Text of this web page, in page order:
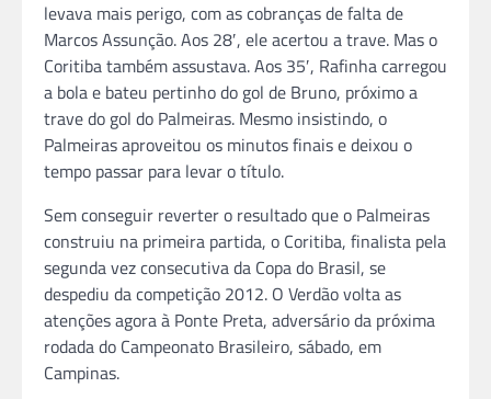
levava mais perigo, com as cobranças de falta de
Marcos Assunção. Aos 28′, ele acertou a trave. Mas o
Coritiba também assustava. Aos 35′, Rafinha carregou
a bola e bateu pertinho do gol de Bruno, próximo a
trave do gol do Palmeiras. Mesmo insistindo, o
Palmeiras aproveitou os minutos finais e deixou o
tempo passar para levar o título.
Sem conseguir reverter o resultado que o Palmeiras
construiu na primeira partida, o Coritiba, finalista pela
segunda vez consecutiva da Copa do Brasil, se
despediu da competição 2012. O Verdão volta as
atenções agora à Ponte Preta, adversário da próxima
rodada do Campeonato Brasileiro, sábado, em
Campinas.